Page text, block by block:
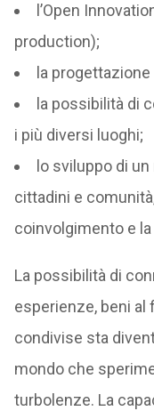
l’Open
production);
la
la possibilità di
i più diversi luoghi;
lo sviluppo di
cittadini e
coinvolgimento e
La possibilità di
esperienze, beni al
condivise sta
mondo che
turbolenze. La